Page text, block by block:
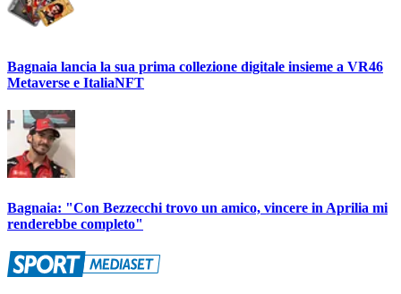
Bagnaia lancia la sua prima collezione digitale insieme a VR46
Metaverse e ItaliaNFT
Bagnaia: "Con Bezzecchi trovo un amico, vincere in Aprilia mi
renderebbe completo"